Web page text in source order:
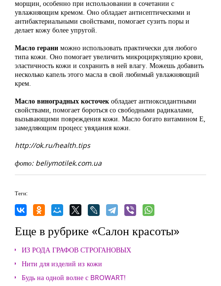
морщин, особенно при использовании в сочетании с
увлажняющим кремом. Оно обладает антисептическими и
антибактериальными свойствами, помогает сузить поры и
делает кожу более упругой.
Масло герани можно использовать практически для любого
типа кожи. Оно помогает увеличить микроциркуляцию крови,
эластичность кожи и сохранить в ней влагу. Можешь добавить
несколько капель этого масла в свой любимый увлажняющий
крем.
Масло виноградных косточек обладает антиоксидантными
свойствами, помогает бороться со свободными радикалами,
вызывающими повреждения кожи. Масло богато витамином Е,
замедляющим процесс увядания кожи.
http://ok.ru/health.tips
фото: beliymotilek.com.ua
Теги:
Еще в рубрике «Салон красоты»
ИЗ РОДА ГРАФОВ СТРОГАНОВЫХ
Нити для изделий из кожи
Будь на одной волне с BROWART!